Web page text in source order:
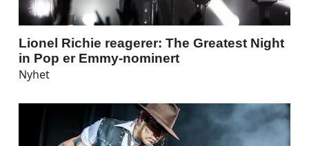
Lionel Richie reagerer: The Greatest Night
in Pop er Emmy-nominert
Nyhet